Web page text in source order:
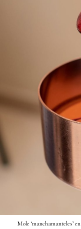
Mole ‘manchamanteles’